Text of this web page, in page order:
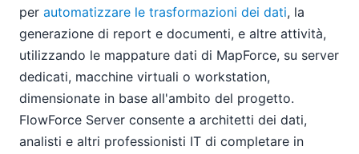
per automatizzare le trasformazioni dei dati, la
generazione di report e documenti, e altre attività,
utilizzando le mappature dati di MapForce, su server
dedicati, macchine virtuali o workstation,
dimensionate in base all'ambito del progetto.
FlowForce Server consente a architetti dei dati,
analisti e altri professionisti IT di completare in